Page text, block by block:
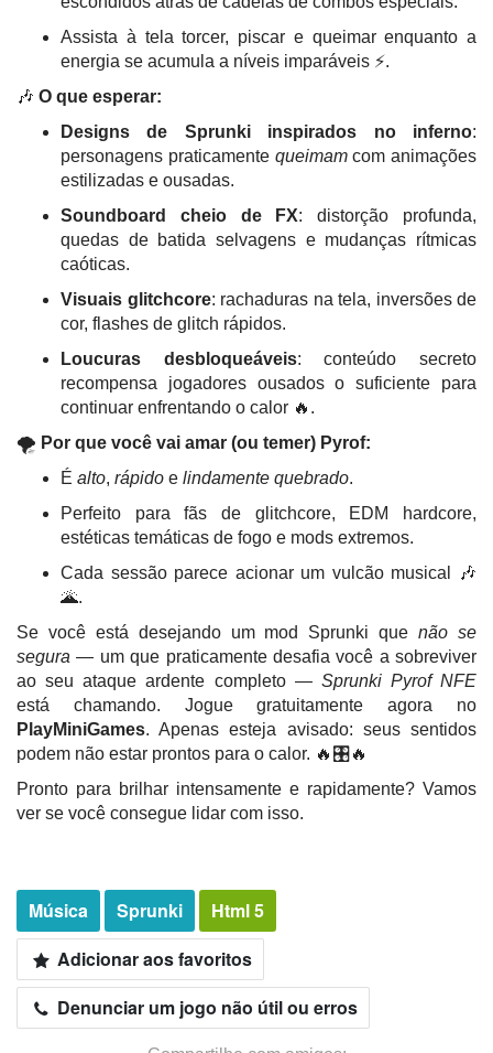
Assista à tela torcer, piscar e queimar enquanto a
energia se acumula a níveis imparáveis ⚡.
🎶 O que esperar:
Designs de Sprunki inspirados no inferno:
personagens praticamente queimamcom animações
estilizadas e ousadas.
Soundboard cheio de FX: distorção profunda,
quedas de batida selvagens e mudanças rítmicas
caóticas.
Visuais glitchcore: rachaduras na tela, inversões de
cor, flashes de glitch rápidos.
Loucuras desbloqueáveis: conteúdo secreto
recompensa jogadores ousados o suficiente para
continuar enfrentando o calor 🔥.
🌪️ Por que você vai amar (ou temer) Pyrof:
É alto, rápido e lindamente quebrado.
Perfeito para fãs de glitchcore, EDM hardcore,
estéticas temáticas de fogo e mods extremos.
Cada sessão parece acionar um vulcão musical 🎶
🌋.
Se você está desejando um mod Sprunki quenão se
segura — um que praticamente desafia você a sobreviver
ao seu ataque ardente completo — Sprunki Pyrof NFE
está chamando. Jogue gratuitamente agora no
PlayMiniGames. Apenas esteja avisado: seus sentidos
podem não estar prontos para o calor. 🔥🎛️🔥
Pronto para brilhar intensamente e rapidamente? Vamos
ver se você consegue lidar com isso.
Música Sprunki
Html 5
Adicionar aos favoritos
Denunciar um jogo não útil ou erros